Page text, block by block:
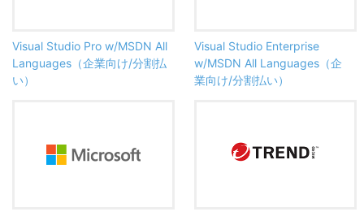
Visual Studio Pro w/MSDN All
Languages（企業向け/分割払
い）
Visual Studio Enterprise
w/MSDN All Languages（企
業向け/分割払い）